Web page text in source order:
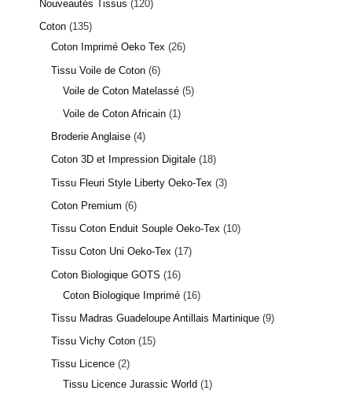
Nouveautés Tissus
120
Coton 135
Coton Imprimé Oeko Tex 26
Tissu Voile de Coton 6
Voile de Coton Matelassé 5
Voile de Coton Africain 1
Broderie Anglaise 4
Coton 3D et Impression Digitale 18
Tissu Fleuri Style Liberty Oeko-Tex 3
Coton Premium 6
Tissu Coton Enduit Souple Oeko-Tex
10
Tissu Coton Uni Oeko-Tex
17
Coton Biologique GOTS
16
Coton Biologique Imprimé 16
Tissu Madras Guadeloupe Antillais Martinique 9
Tissu Vichy Coton 15
Tissu Licence 2
Tissu Licence Jurassic World
1